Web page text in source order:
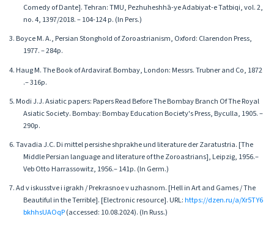
Comedy of Dante]. Tehran: TMU, Pezhuheshhā-ye Adabiyat-e Tatbiqi, vol. 2,
no. 4, 1397/2018. – 104-124 p. (In Pers.)
3. Boyce M. A., Persian Stonghold of Zoroastrianism, Oxford: Clarendon Press,
1977. – 284p.
4. Haug M. The Book of Ardaviraf. Bombay, London: Messrs. Trubner and Co, 1872
.– 316p.
5. Modi J.J. Asiatic papers: Papers Read Before The Bombay Branch Of The Royal
Asiatic Society. Bombay: Bombay Education Bociety's Press, Byculla, 1905. –
290p.
6. Tavadia J.C. Di mittel persishe shprakhe und literature der Zaratustria. [The
Middle Persian language and literature of the Zoroastrians], Leipzig, 1956.–
Veb Otto Harrassowitz, 1956.– 141p. (In Germ.)
7. Ad v iskusstve i igrakh / Prekrasnoe v uzhasnom. [Hell in Art and Games / The
Beautiful in the Terrible]. [Electronic resource]. URL:https://dzen.ru/a/Xr5TY6
bkhhsUAOqP(accessed: 10.08.2024). (In Russ.)